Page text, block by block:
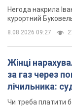
Відео
Негода накрила
курортний
8.08.2026 09:27
Жінці
за газ через
лічильника:
неочікуване
Чи треба платити